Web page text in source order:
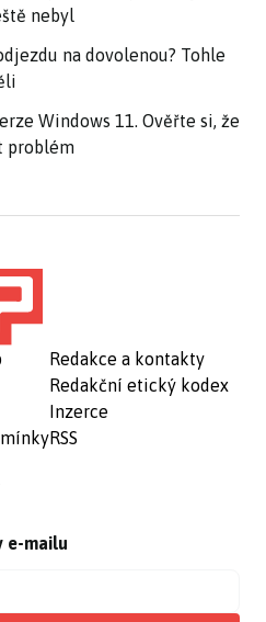
nebyl
na dovolenou? Tohle
Windows 11. Ověřte si, že
problém
Redakce a kontakty
Redakční etický kodex
Inzerce
RSS
e-mailu